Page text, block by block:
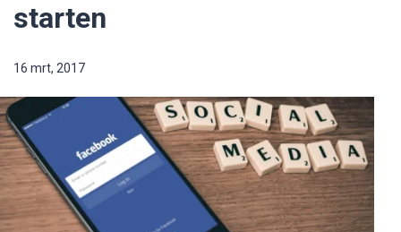
Blog
Nederlands
starten
16 mrt, 2017